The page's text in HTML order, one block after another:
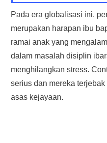
Pada era globalisasi ini,
merupakan harapan ibu
ramai anak yang
dalam masalah disiplin
menghilangkan stress.
serius dan mereka
asas kejayaan.